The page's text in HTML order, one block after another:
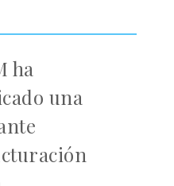
ha
una